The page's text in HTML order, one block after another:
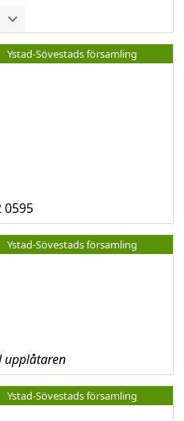
Ystad-Sövestads församling
0595
Ystad-Sövestads församling
upplåtaren
Ystad-Sövestads församling